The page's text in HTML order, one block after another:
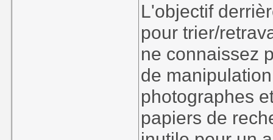
L'objectif
pour trier/
ne connaissez
de
photographes
papiers de